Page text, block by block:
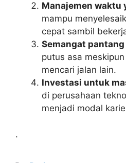
Manajemen waktu
mampu
cepat sambil
Semangat
putus asa
mencari jalan lain.
Investasi untuk
di perusahaan
menjadi modal
.